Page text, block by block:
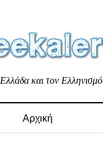
και τον Ελληνισμό
Αρχική